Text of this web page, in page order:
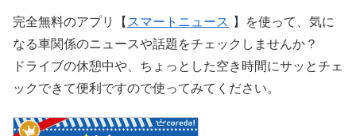
完全無料のアプリ【 スマートニュース 】を使って、気に
なる車関係のニュースや話題をチェックしませんか？
ドライブの休憩中や、ちょっとした空き時間にサッとチェ
ックできて便利ですので使ってみてください。